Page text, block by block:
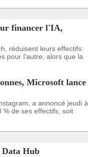
financer l'IA,
réduisent leurs effectifs:
pour l'autre, alors que la
Microsoft lance
a annoncé jeudi à
% de ses effectifs, soit
Hub